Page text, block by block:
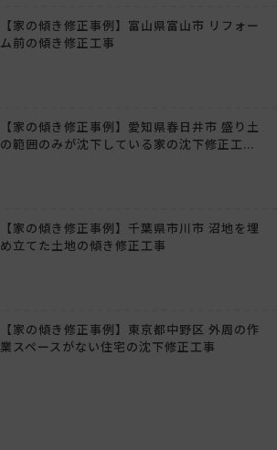
【家の傾き修正事例】富山県富山市 リフォー
ム前の傾き修正工事
【家の傾き修正事例】愛知県春日井市 盛り土
の範囲のみが沈下している家の沈下修正工...
【家の傾き修正事例】千葉県市川市 沼地を埋
め立てた土地の傾き修正工事
【家の傾き修正事例】東京都中野区 外周の作
業スペースがない住宅の沈下修正工事